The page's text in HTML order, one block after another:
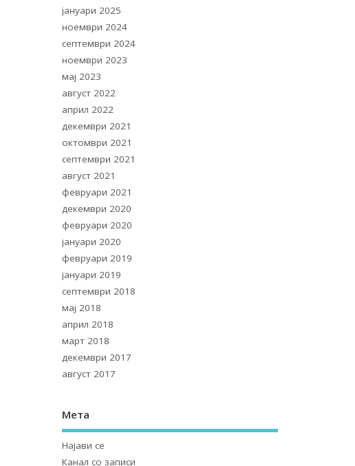
јануари 2025
ноември 2024
септември 2024
ноември 2023
мај 2023
август 2022
април 2022
декември 2021
октомври 2021
септември 2021
август 2021
февруари 2021
декември 2020
февруари 2020
јануари 2020
февруари 2019
јануари 2019
септември 2018
мај 2018
април 2018
март 2018
декември 2017
август 2017
Мета
Најави се
Канал со записи